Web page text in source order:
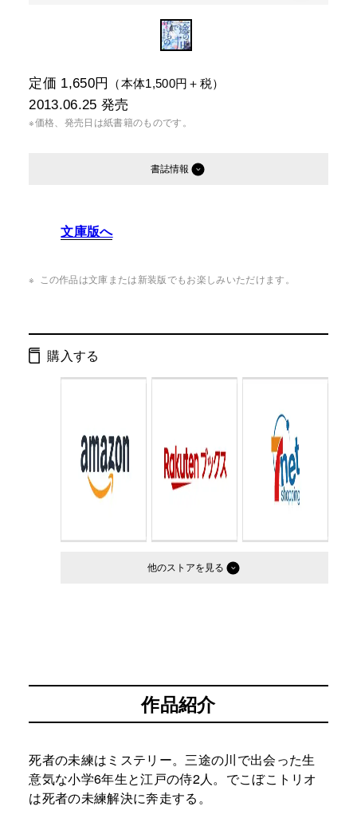
定価 1,650円 （本体1,500円＋税）
2013.06.25 発売
※価格、発売日は紙書籍のものです。
書誌情報
ISBN： 9784344024144
文庫版へ
この作品は文庫または新装版でもお楽しみいただけます。
購入する
他のストア
作品紹介
死者の未練はミステリー。三途の川で出会った生
意気な小学6年生と江戸の侍2人。でこぼこトリオ
は死者の未練解決に奔走する。